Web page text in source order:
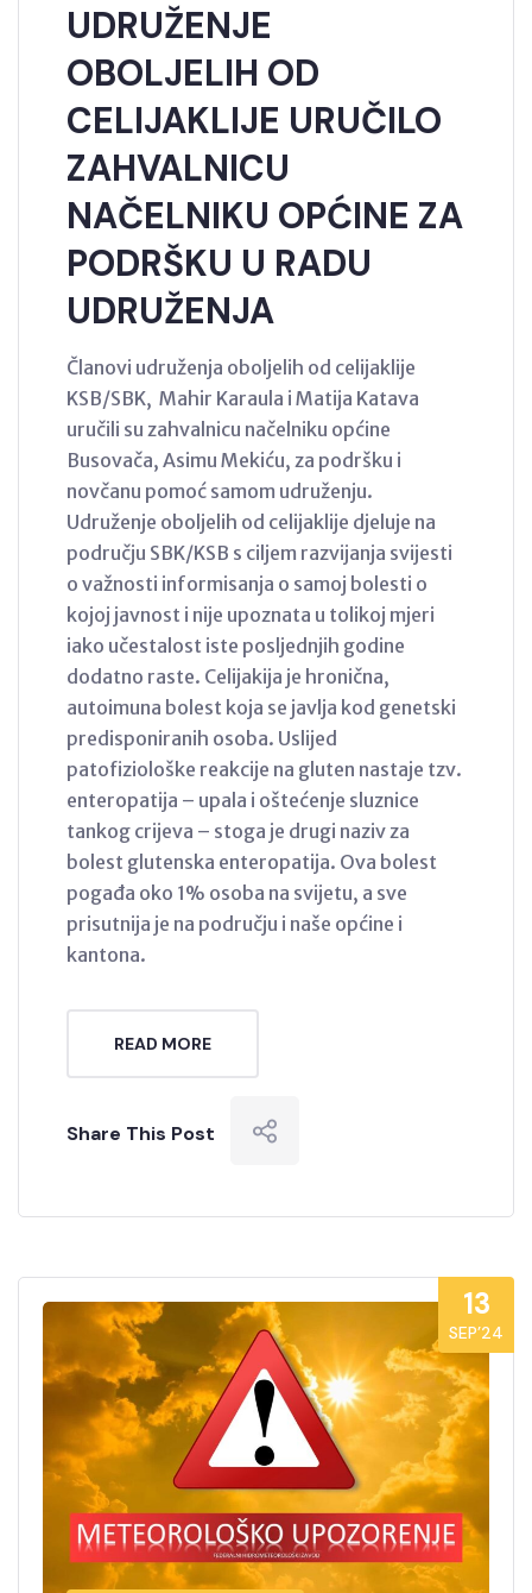
UDRUŽENJE
OBOLJELIH OD
CELIJAKLIJE URUČILO
ZAHVALNICU
NAČELNIKU OPĆINE ZA
PODRŠKU U RADU
UDRUŽENJA
Članovi udruženja oboljelih od celijaklije
KSB/SBK, Mahir Karaula i Matija Katava
uručili su zahvalnicu načelniku općine
Busovača, Asimu Mekiću, za podršku i
novčanu pomoć samom udruženju.
Udruženje oboljelih od celijaklije djeluje na
području SBK/KSB s ciljem razvijanja svijesti
o važnosti informisanja o samoj bolesti o
kojoj javnost i nije upoznata u tolikoj mjeri
iako učestalost iste posljednjih godine
dodatno raste. Celijakija je hronična,
autoimuna bolest koja se javlja kod genetski
predisponiranih osoba. Uslijed
patofiziološke reakcije na gluten nastaje tzv.
enteropatija – upala i oštećenje sluznice
tankog crijeva – stoga je drugi naziv za
bolest glutenska enteropatija. Ova bolest
pogađa oko 1% osoba na svijetu, a sve
prisutnija je na području i naše općine i
kantona.
READ MORE
Share This Post
13
SEP’24